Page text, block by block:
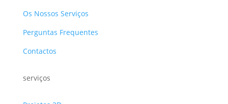
Os Nossos Serviços
Perguntas Frequentes
Contactos
serviços